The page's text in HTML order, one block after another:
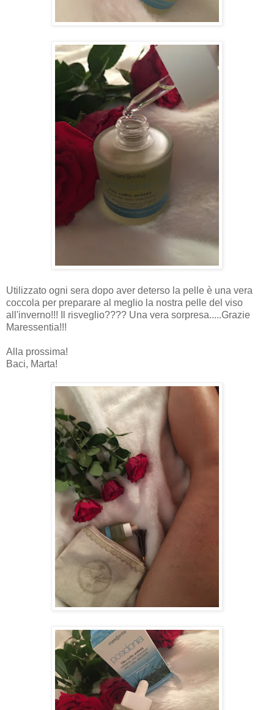
Utilizzato ogni sera dopo aver deterso la pelle è una vera
coccola per preparare al meglio la nostra pelle del viso
all'inverno!!! Il risveglio???? Una vera sorpresa.....Grazie
Maressentia!!!
Alla prossima!
Baci, Marta!